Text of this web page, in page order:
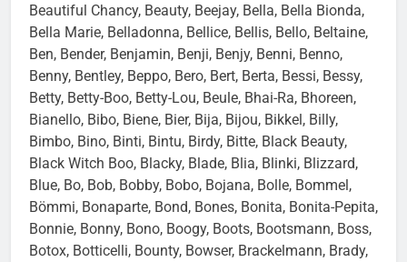
Beautiful Chancy, Beauty, Beejay, Bella, Bella Bionda,
Bella Marie, Belladonna, Bellice, Bellis, Bello, Beltaine,
Ben, Bender, Benjamin, Benji, Benjy, Benni, Benno,
Benny, Bentley, Beppo, Bero, Bert, Berta, Bessi, Bessy,
Betty, Betty-Boo, Betty-Lou, Beule, Bhai-Ra, Bhoreen,
Bianello, Bibo, Biene, Bier, Bija, Bijou, Bikkel, Billy,
Bimbo, Bino, Binti, Bintu, Birdy, Bitte, Black Beauty,
Black Witch Boo, Blacky, Blade, Blia, Blinki, Blizzard,
Blue, Bo, Bob, Bobby, Bobo, Bojana, Bolle, Bommel,
Bömmi, Bonaparte, Bond, Bones, Bonita, Bonita-Pepita,
Bonnie, Bonny, Bono, Boogy, Boots, Bootsmann, Boss,
Botox, Botticelli, Bounty, Bowser, Brackelmann, Brady,